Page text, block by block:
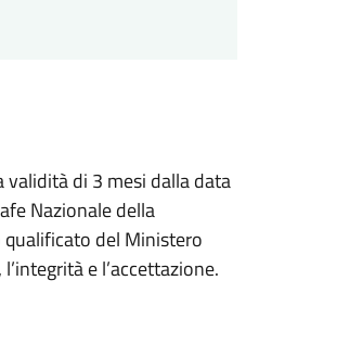
di 3 mesi dalla data
Nazionale della
qualificato del Ministero
e l’accettazione.